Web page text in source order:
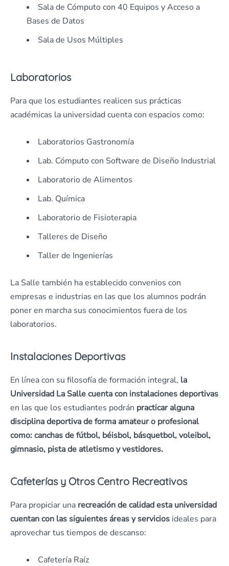
Sala de Cómputo con 40 Equipos y Acceso a
Bases de Datos
Sala de Usos Múltiples
Laboratorios
Para que los estudiantes realicen sus prácticas
académicas la universidad cuenta con espacios como:
Laboratorios Gastronomía
Lab. Cómputo con Software de Diseño Industrial
Laboratorio de Alimentos
Lab. Química
Laboratorio de Fisioterapia
Talleres de Diseño
Taller de Ingenierías
La Salle también ha establecido convenios con
empresas e industrias en las que los alumnos podrán
poner en marcha sus conocimientos fuera de los
laboratorios.
Instalaciones Deportivas
En línea con su filosofía de formación integral, la
Universidad La Salle cuenta con instalaciones deportivas
en las que los estudiantes podrán practicar alguna
disciplina deportiva de forma amateur o profesional
como: canchas de fútbol, béisbol, básquetbol, voleibol,
gimnasio, pista de atletismo y vestidores.
Cafeterías y Otros Centro Recreativos
Para propiciar una recreación de calidad esta universidad
cuentan con las siguientes áreas y servicios ideales para
aprovechar tus tiempos de descanso:
Cafetería Raíz